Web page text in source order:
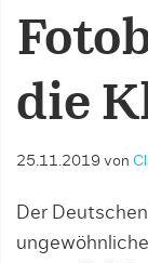
die
25.11.2019 von
Der